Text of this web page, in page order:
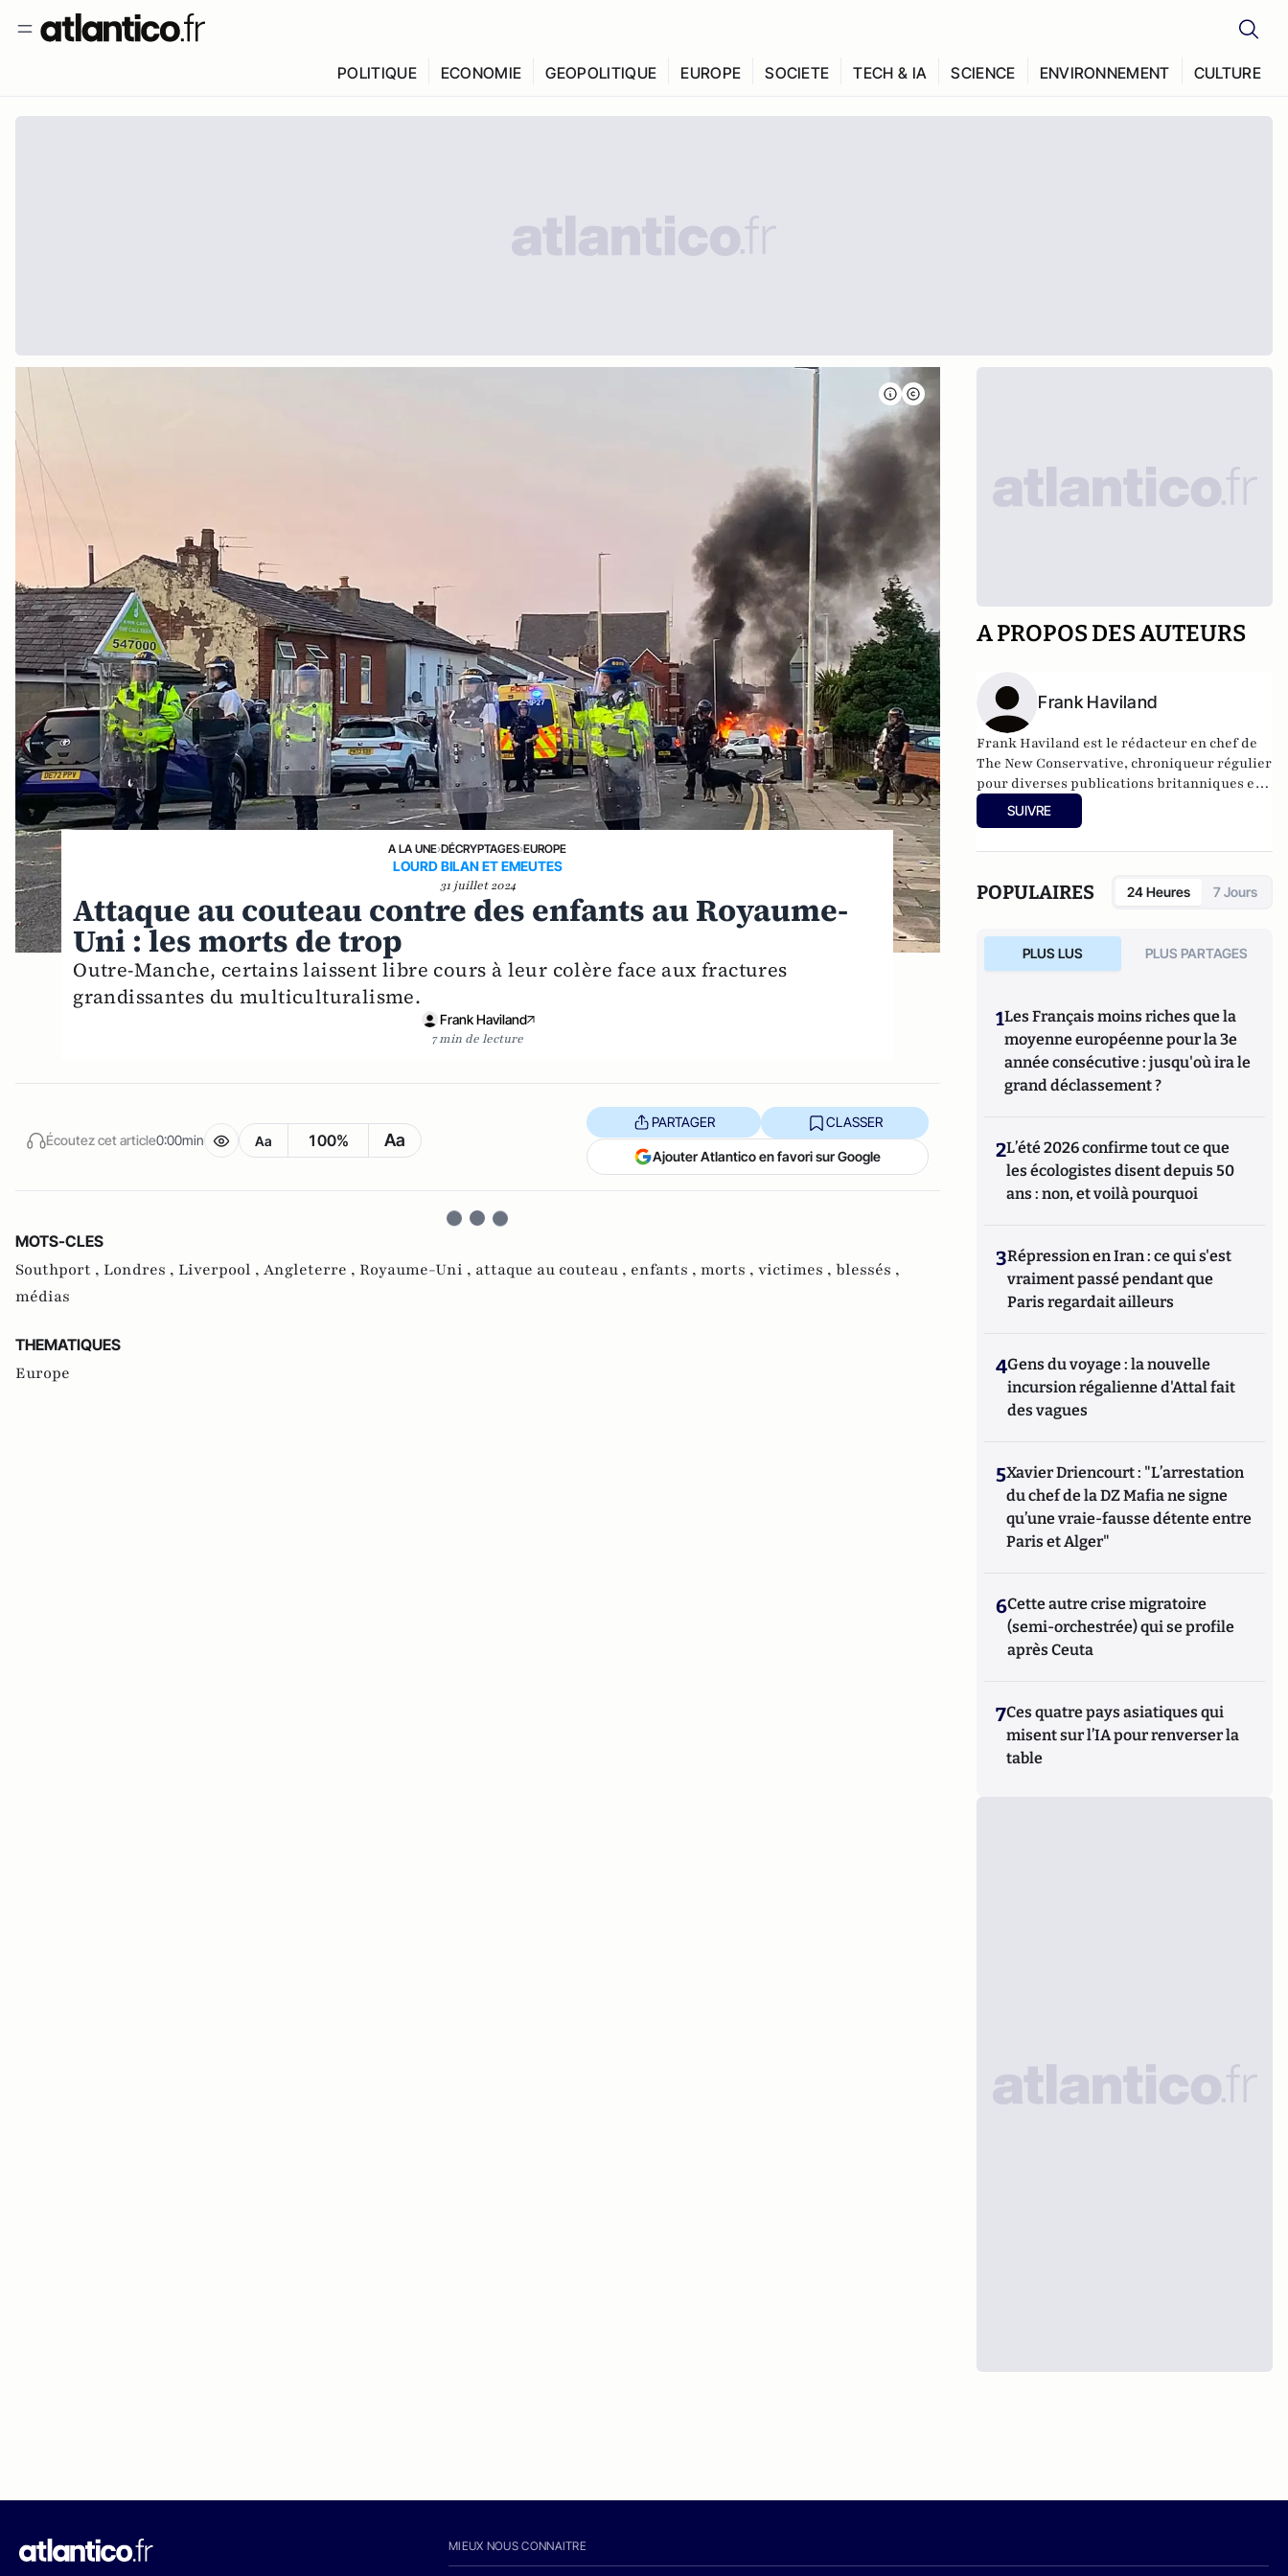
POLITIQUE ECONOMIE GEOPOLITIQUE EUROPE SOCIETE TECH & IA SCIENCE ENVIRONNEMENT CULTURE
A LA UNE›DÉCRYPTAGES›EUROPE
LOURD BILAN ET EMEUTES
31 juillet 2024
Attaque au couteau contre des enfants au Royaume-
Uni : les morts de trop
Outre-Manche, certains laissent libre cours à leur colère face aux fractures
grandissantes du multiculturalisme.
Frank Haviland
7 min de lecture
Écoutez cet article0:00min Aa 100% Aa
PARTAGER CLASSER
Ajouter Atlantico en favori sur Google
MOTS-CLES
Southport , Londres , Liverpool , Angleterre , Royaume-Uni , attaque au couteau , enfants , morts , victimes , blessés ,
médias
THEMATIQUES
Europe
A PROPOS DES AUTEURS
Frank Haviland
Frank Haviland est le rédacteur en chef de
The New Conservative, chroniqueur régulier
pour diverses publications britanniques et
auteur de Banalysis: The Lie Destroying the
West.
SUIVRE
POPULAIRES 24 Heures 7 Jours
PLUS LUS PLUS PARTAGES
1Les Français moins riches que la
moyenne européenne pour la 3e
année consécutive : jusqu'où ira le
grand déclassement ?
2L’été 2026 confirme tout ce que
les écologistes disent depuis 50
ans : non, et voilà pourquoi
3Répression en Iran : ce qui s'est
vraiment passé pendant que
Paris regardait ailleurs
4Gens du voyage : la nouvelle
incursion régalienne d'Attal fait
des vagues
5Xavier Driencourt : "L’arrestation
du chef de la DZ Mafia ne signe
qu’une vraie-fausse détente entre
Paris et Alger"
6Cette autre crise migratoire
(semi-orchestrée) qui se profile
après Ceuta
7Ces quatre pays asiatiques qui
misent sur l’IA pour renverser la
table
MIEUX NOUS CONNAITRE